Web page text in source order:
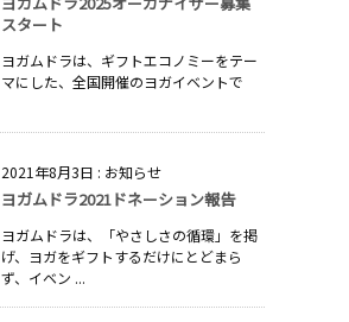
スタート
ヨガムドラは、ギフトエコノミーをテー
マにした、全国開催のヨガイベントで
2021年8月3日 : お知らせ
ヨガムドラ2021ドネーション報告
ヨガムドラは、「やさしさの循環」を掲
げ、ヨガをギフトするだけにとどまら
ず、イベン ...